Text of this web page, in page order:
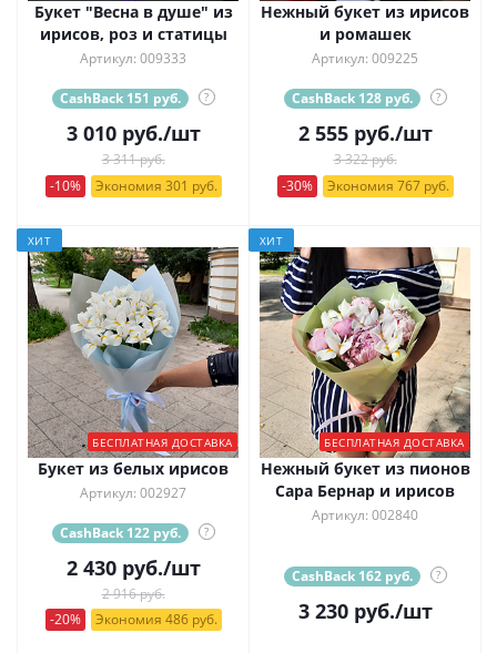
Букет "Весна в душе" из
ирисов, роз и статицы
Артикул: 009333
CashBack 151 руб. ?
3 010руб./шт
3 311 руб.
-10%
Экономия 301 руб.
Нежный букет из ирисов
и ромашек
Артикул: 009225
CashBack 128 руб. ?
2 555руб./шт
3 322 руб.
-30%
Экономия 767 руб.
ХИТ
БЕСПЛАТНАЯ ДОСТАВКА
Букет из белых ирисов
Артикул: 002927
CashBack 122 руб. ?
2 430руб./шт
2 916 руб.
-20%
Экономия 486 руб.
ХИТ
БЕСПЛАТНАЯ ДОСТАВКА
Нежный букет из пионов
Сара Бернар и ирисов
Артикул: 002840
CashBack 162 руб. ?
3 230руб./шт